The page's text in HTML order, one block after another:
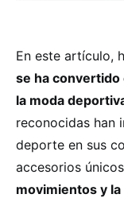
En este artículo,
se ha convertido
la moda
reconocidas han
deporte en sus
accesorios
movimientos y